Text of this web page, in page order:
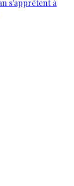
s'apprêtent à